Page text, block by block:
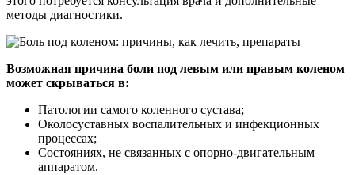
методы диагностики.
Возможная причина боли под левым или правым коленом
может скрываться в:
Патологии самого коленного сустава;
Околосуставных воспалительных и инфекционных
процессах;
Состояниях, не связанных с опорно-двигательным
аппаратом.